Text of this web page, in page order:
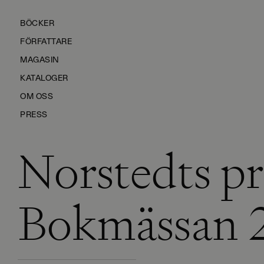
BÖCKER
FÖRFATTARE
MAGASIN
KATALOGER
OM OSS
PRESS
KONTAKTA OSS
HÅLLBARHET
Norstedts
Bokmässan